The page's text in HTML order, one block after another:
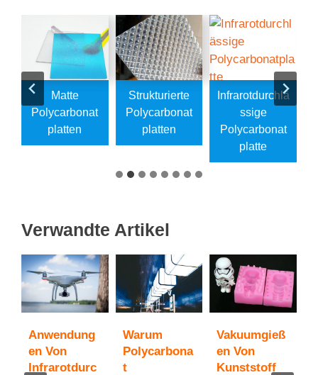
Matte
Polycarbonat
Platten
Strukturierte
Polycarbonat
Platten
Infrarotdurchlä
Ssige
Polycarbonat
Platte
Verwandte Artikel
Anwendung
En Von
Infrarotdurc
Warum
Polycarbona
T
Vakuumgieß
En Von
Kunststoff